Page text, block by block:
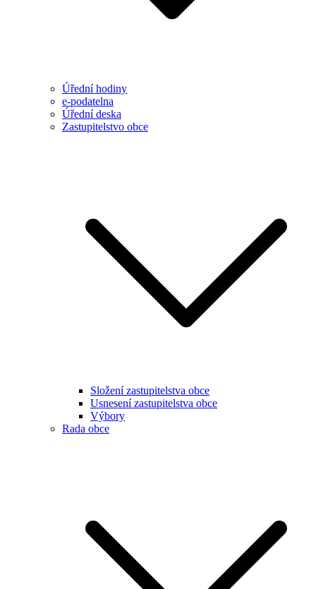
Úřední hodiny
e-podatelna
Úřední deska
Zastupitelstvo obce
Složení zastupitelstva obce
Usnesení zastupitelstva obce
Výbory
Rada obce